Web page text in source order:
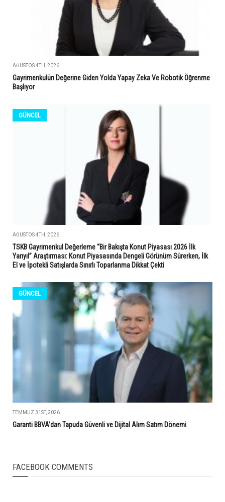
AĞUSTOS 4TH, 2026
Gayrimenkulün Değerine Giden Yolda Yapay Zeka Ve Robotik Öğrenme
Başlıyor
GÜNCEL
AĞUSTOS 4TH, 2026
TSKB Gayrimenkul Değerleme “Bir Bakışta Konut Piyasası 2026 İlk
Yarıyıl” Araştırması: Konut Piyasasında Dengeli Görünüm Sürerken, İlk
El ve İpotekli Satışlarda Sınırlı Toparlanma Dikkat Çekti
GÜNCEL
TEMMUZ 31ST, 2026
Garanti BBVA’dan Tapuda Güvenli ve Dijital Alım Satım Dönemi
FACEBOOK COMMENTS